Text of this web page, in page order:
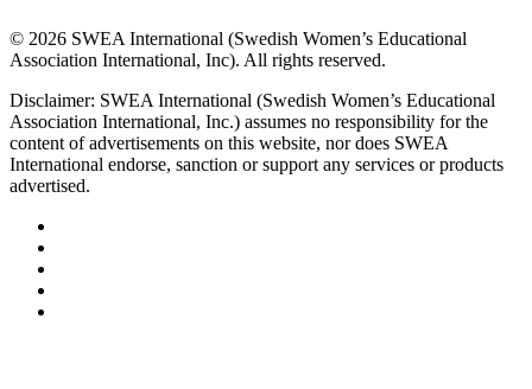
© 2026 SWEA International (Swedish Women’s Educational
Association International, Inc). All rights reserved.
Disclaimer: SWEA International (Swedish Women’s Educational
Association International, Inc.) assumes no responsibility for the
content of advertisements on this website, nor does SWEA
International endorse, sanction or support any services or products
advertised.